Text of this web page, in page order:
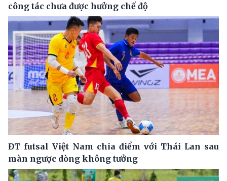
công tác chưa được hưởng chế độ
ĐT futsal Việt Nam chia điểm với Thái Lan sau
màn ngược dòng không tưởng